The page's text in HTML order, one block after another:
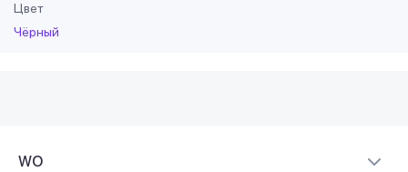
Цвет
Чёрный
WO